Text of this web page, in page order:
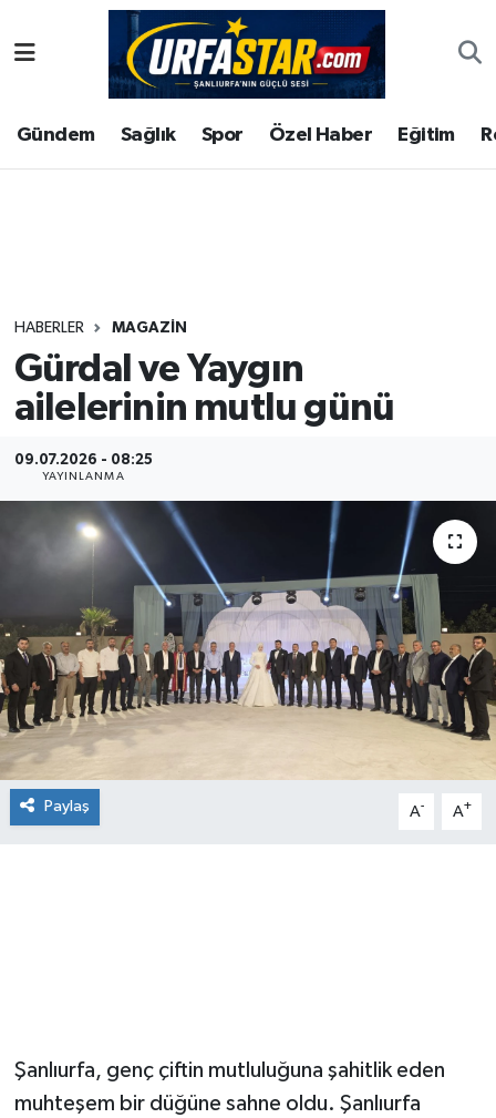
Gündem Sağlık Spor Özel Haber Eğitim
HABERLER MAGAZIN
Gürdal ve Yaygın
ailelerinin mutlu günü
09.07.2026 - 08:25
YAYINLANMA
Paylaş A- A+
Şanlıurfa, genç çiftin mutluluğuna şahitlik eden
muhteşem bir düğüne sahne oldu. Şanlıurfa
ASAYİS
ÇEVRE
Gündem
Kültür
Magazin
Şanlıurfa Nöbetçi Eczaneler
Şanlıurfa Hava Durumu
Tüm Manşetler
Son Dakika Haberleri
Haber Arşivi